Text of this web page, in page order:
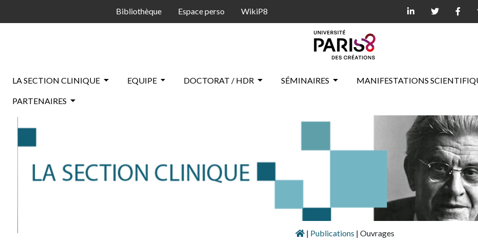
Bibliothèque Espace perso WikiP8
LA SECTION CLINIQUE EQUIPE DOCTORAT / HDR SÉMINAIRES MANIFESTATIONS
PARTENAIRES
| Publications | Ouvrages